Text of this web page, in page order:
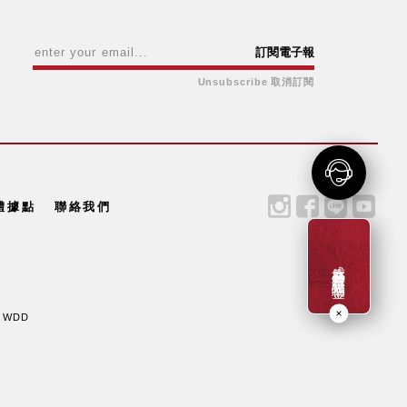
成為新會員贈一百元購物金
訂閱電子報
Unsubscribe 取消訂閱
據點 聯絡我們